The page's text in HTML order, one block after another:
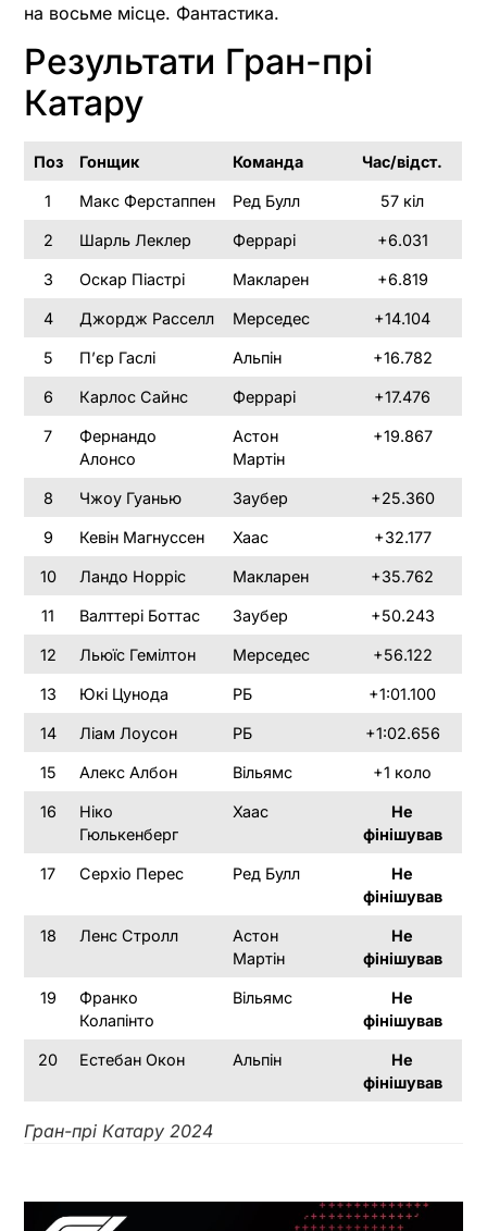
на восьме місце. Фантастика.
Результати Гран-прі
Катару
Поз Гонщик Команда Час/відст.
1 Макс Ферстаппен Ред Булл 57 кіл
2 Шарль Леклер Феррарі +6.031
3 Оскар Піастрі Макларен +6.819
4 Джордж Расселл Мерседес +14.104
5 П’єр Гаслі Альпін +16.782
6 Карлос Сайнс Феррарі +17.476
7
Фернандо
Алонсо
Астон
Мартін
+19.867
8 Чжоу Гуанью Заубер +25.360
9 Кевін Магнуссен Хаас +32.177
10 Ландо Норріс Макларен +35.762
11 Валттері Боттас Заубер +50.243
12 Льюїс Гемілтон Мерседес +56.122
13 Юкі Цунода РБ +1:01.100
14 Ліам Лоусон РБ +1:02.656
15 Алекс Албон Вільямс +1 коло
16
Ніко
Гюлькенберг
Хаас
Не
фінішував
17 Серхіо Перес Ред Булл
Не
фінішував
18 Ленс Стролл
Астон
Мартін
Не
фінішував
19
Франко
Колапінто
Вільямс
Не
фінішував
20 Естебан Окон Альпін
Не
фінішував
Гран-прі Катару 2024